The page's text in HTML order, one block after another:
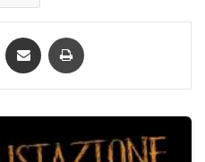
WhatsApp Condividi via mail